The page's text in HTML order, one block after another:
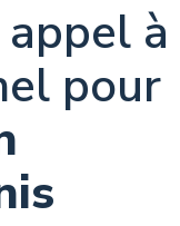
à
pour